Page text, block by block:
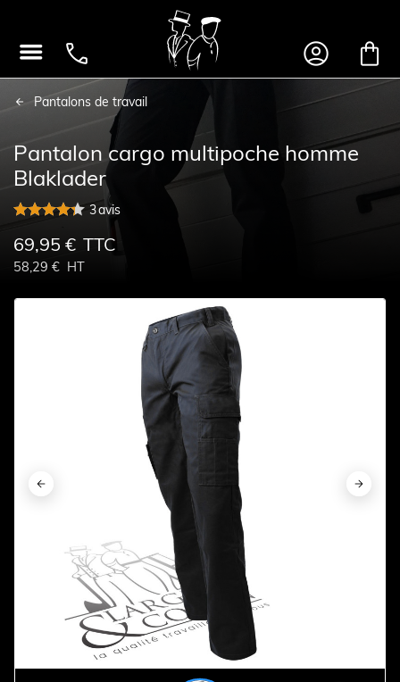
   
Pantalons de travail
Pantalon cargo multipoche homme
Blaklader
3avis
69,95 € TTC
58,29 € HT
 
 
 
 